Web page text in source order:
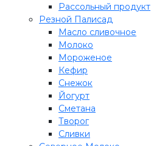
Рассольный продукт
Резной Палисад
Масло сливочное
Молоко
Мороженое
Кефир
Снежок
Йогурт
Сметана
Творог
Сливки